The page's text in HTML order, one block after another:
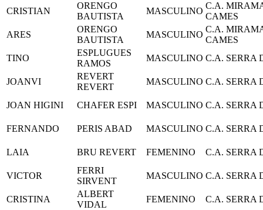
CRISTIAN
ORENGO
BAUTISTA
MASCULINO
C.A.
CAMES
ARES
ORENGO
BAUTISTA
MASCULINO
C.A.
CAMES
TINO
ESPLUGUES
RAMOS
MASCULINO C.A. SERRA
JOANVI
REVERT
REVERT
MASCULINO C.A. SERRA
JOAN HIGINI CHAFER ESPI MASCULINO C.A. SERRA
FERNANDO PERIS ABAD MASCULINO C.A. SERRA
LAIA BRU REVERT FEMENINO C.A. SERRA
VICTOR
FERRI
SIRVENT
MASCULINO C.A. SERRA
CRISTINA
ALBERT
VIDAL
FEMENINO C.A. SERRA